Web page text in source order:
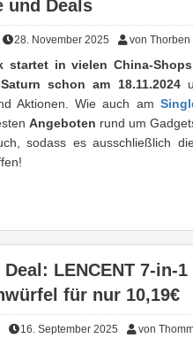
und Deals
28. November 2025 von Thorben
startet in vielen China-
schon am 18.11.2024
Aktionen. Wie auch am
Angeboten rund um
sodass es ausschließlich
Deal: LENCENT 7-in-1
für nur 10,19€
16. September 2025 von